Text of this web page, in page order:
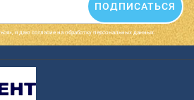
ПОДПИСАТЬСЯ
я даю cогласие на обработку персональных данных.